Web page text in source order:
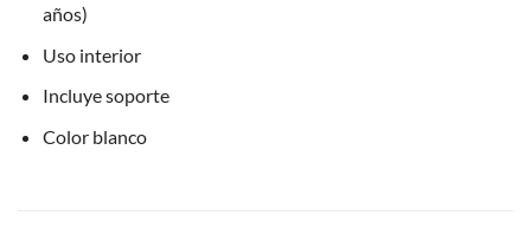
años)
Uso interior
Incluye soporte
Color blanco